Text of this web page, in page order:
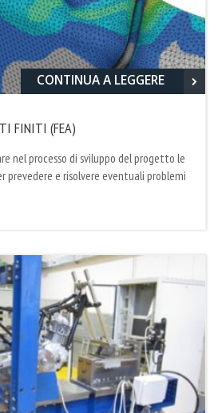
CONTINUA A LEGGERE
FINITI (FEA)
nel processo di sviluppo del progetto le
prevedere e risolvere eventuali problemi